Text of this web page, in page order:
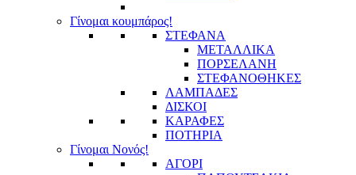
Γίνομαι κουμπάρος!
ΣΤΕΦΑΝΑ
ΜΕΤΑΛΛΙΚΑ
ΠΟΡΣΕΛΑΝΗ
ΣΤΕΦΑΝΟΘΗΚΕΣ
ΛΑΜΠΑΔΕΣ
ΔΙΣΚΟΙ
ΚΑΡΑΦΕΣ
ΠΟΤΗΡΙΑ
Γίνομαι Νονός!
ΑΓΟΡΙ